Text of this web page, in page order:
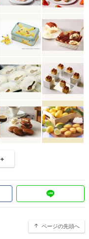
ページの先頭へ